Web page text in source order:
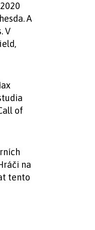
A
V
of
na
tento